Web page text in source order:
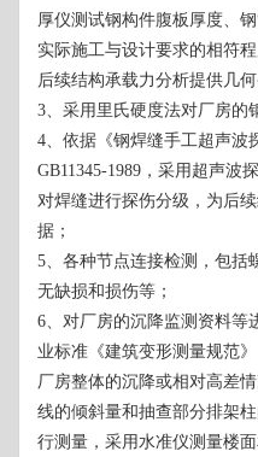
厚仪测试钢构件腹板厚度、
实际施工与设计要求的相符
后续结构承载力分析提供几何
3、采用里氏硬度法对厂房的
4、依据《钢焊缝手工超声波
GB11345-1989，采用超声波
对焊缝进行探伤分级，为后
据；
5、各种节点连接检测，包括
无缺损和损伤等；
6、对厂房的沉降监测资料等
业标准《建筑变形测量规范
厂房整体的沉降或相对高差
线的倾斜量和抽查部分排架
行测量，采用水准仪测量楼